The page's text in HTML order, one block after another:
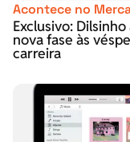
Acontece no
Exclusivo:
nova fase às
carreira